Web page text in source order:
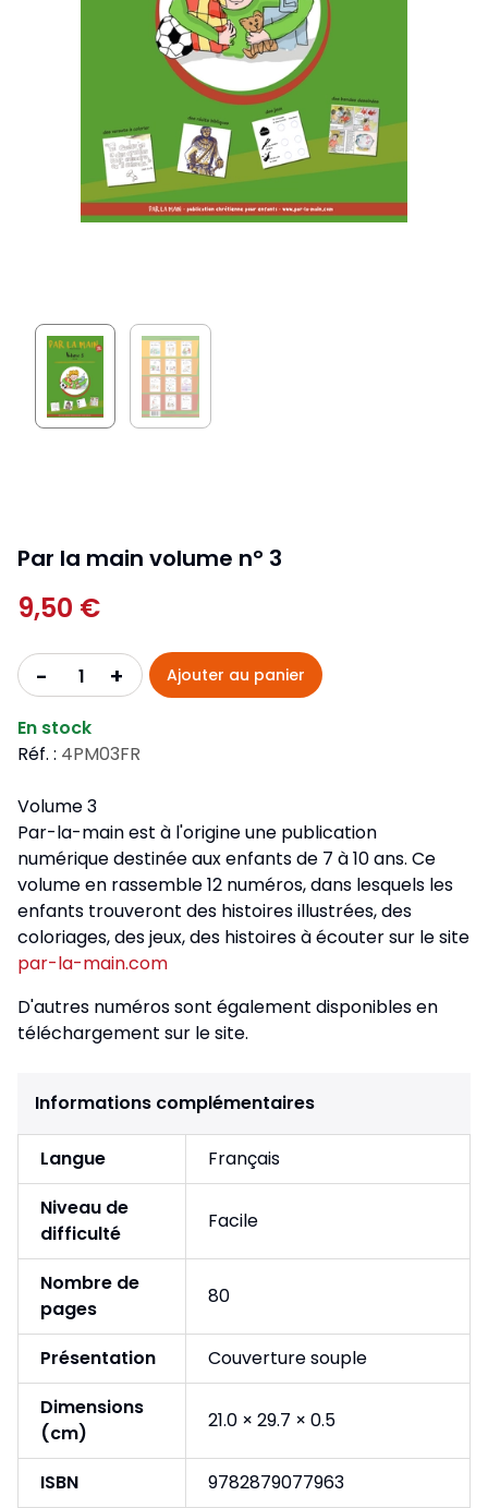
Par la main volume n° 3
9,50 €
- + Ajouter au panier
En stock
Réf. : 4PM03FR
Volume 3
Par-la-main est à l'origine une publication
numérique destinée aux enfants de 7 à 10 ans. Ce
volume en rassemble 12 numéros, dans lesquels les
enfants trouveront des histoires illustrées, des
coloriages, des jeux, des histoires à écouter sur le site
par-la-main.com
D'autres numéros sont également disponibles en
téléchargement sur le site.
Informations complémentaires
Langue
Français
Niveau de
difficulté
Facile
Nombre de
pages
80
Présentation
Couverture souple
Dimensions
(cm)
21.0 × 29.7 × 0.5
ISBN 9782879077963